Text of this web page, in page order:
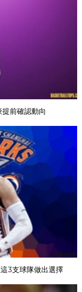
前確認動向
3支球隊做出選擇